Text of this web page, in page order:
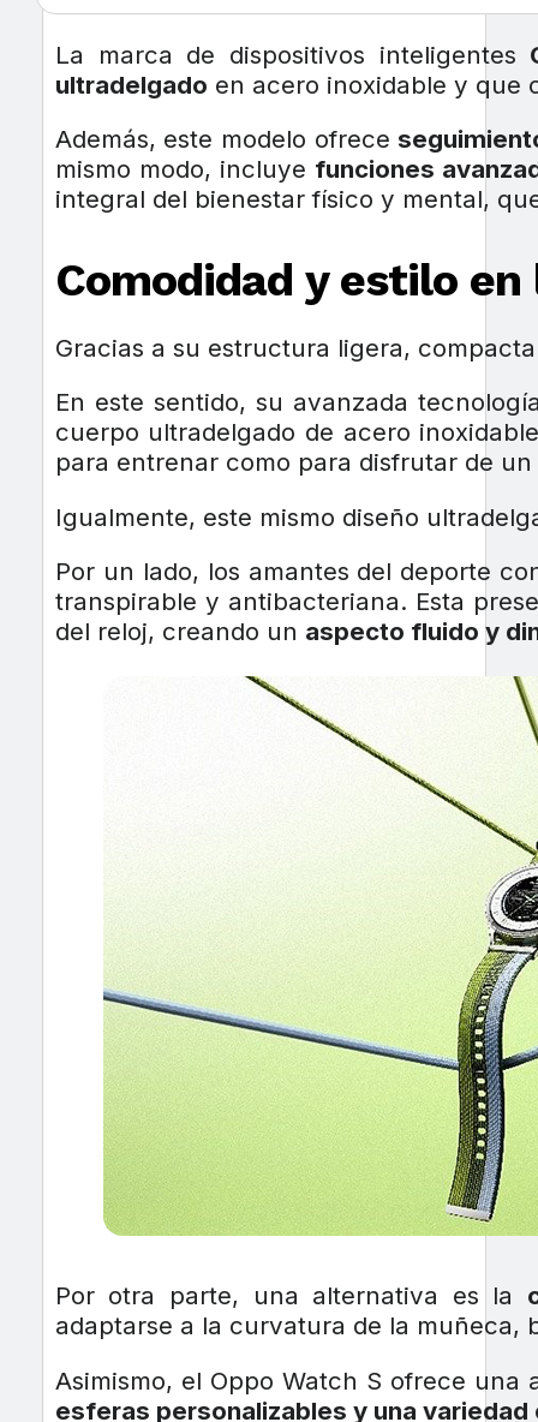
La marca de dispositivos inteligentes
ultradelgado en acero inoxidable y que
Además, este modelo ofrece
mismo modo, incluye funciones
integral del bienestar físico y mental,
Comodidad y estilo en
Gracias a su estructura ligera,
En este sentido, su avanzada
cuerpo ultradelgado de acero
para entrenar como para disfrutar de
Igualmente, este mismo diseño
Por un lado, los amantes del deporte
transpirable y antibacteriana. Esta
del reloj, creando un aspecto fluido y
Por otra parte, una alternativa es la
adaptarse a la curvatura de la muñeca,
Asimismo, el Oppo Watch S ofrece
esferas personalizables y una